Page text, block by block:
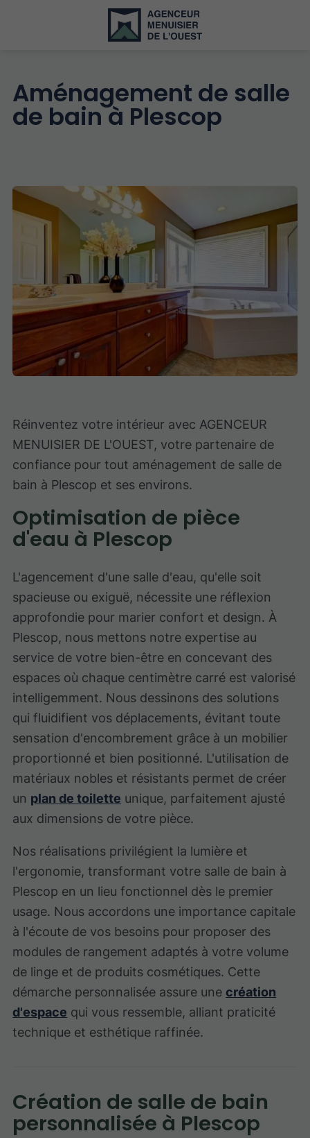
Aménagement de salle
de bain à Plescop
Réinventez votre intérieur avec AGENCEUR
MENUISIER DE L'OUEST, votre partenaire de
confiance pour tout aménagement de salle de
bain à Plescop et ses environs.
Optimisation de pièce
d'eau à Plescop
L'agencement d'une salle d'eau, qu'elle soit
spacieuse ou exiguë, nécessite une réflexion
approfondie pour marier confort et design. À
Plescop, nous mettons notre expertise au
service de votre bien-être en concevant des
espaces où chaque centimètre carré est valorisé
intelligemment. Nous dessinons des solutions
qui fluidifient vos déplacements, évitant toute
sensation d'encombrement grâce à un mobilier
proportionné et bien positionné. L'utilisation de
matériaux nobles et résistants permet de créer
un plan de toilette unique, parfaitement ajusté
aux dimensions de votre pièce.
Nos réalisations privilégient la lumière et
l'ergonomie, transformant votre salle de bain à
Plescop en un lieu fonctionnel dès le premier
usage. Nous accordons une importance capitale
à l'écoute de vos besoins pour proposer des
modules de rangement adaptés à votre volume
de linge et de produits cosmétiques. Cette
démarche personnalisée assure une création
d'espace qui vous ressemble, alliant praticité
technique et esthétique raffinée.
Création de salle de bain
personnalisée à Plescop